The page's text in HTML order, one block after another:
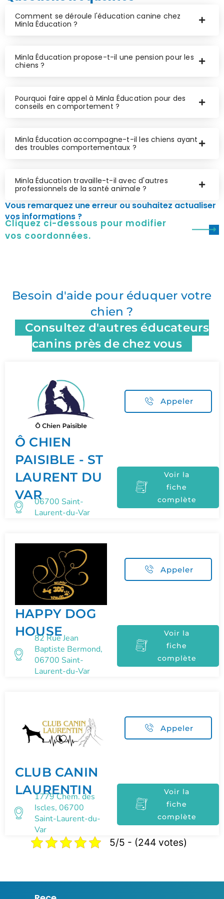
Comment se déroule l'éducation canine chez
Minla Éducation ?
Minla Éducation propose-t-il une pension pour les
chiens ?
Pourquoi faire appel à Minla Éducation pour des
conseils en comportement ?
Minla Éducation accompagne-t-il les chiens ayant
des troubles comportementaux ?
Minla Éducation travaille-t-il avec d'autres
professionnels de la santé animale ?
Vous remarquez une erreur ou souhaitez actualiser
vos informations ?
Cliquez ci-dessous pour modifier
vos coordonnées.
Besoin d'aide pour éduquer votre
chien ?
Consultez d'autres éducateurs
canins près de chez vous
Ô CHIEN
PAISIBLE - ST
LAURENT DU
VAR06700 Saint-
Laurent-du-Var
Appeler
Voir la
fiche
complète
HAPPY DOG
HOUSE
82 Rue Jean
Baptiste Bermond,
06700 Saint-
Laurent-du-Var
Appeler
Voir la
fiche
complète
CLUB CANIN
LAURENTIN
1779 Chem. des
Iscles, 06700
Saint-Laurent-du-
Var
Appeler
Voir la
fiche
complète
5/5 - (244 votes)